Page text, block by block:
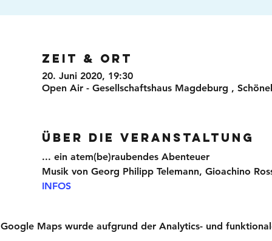
Zeit & Ort
20. Juni 2020, 19:30
Open Air - Gesellschaftshaus Magdeburg ,
Über die Veranstaltung
... ein atem(be)raubendes Abenteuer
Musik von Georg Philipp Telemann, Gioachino
INFOS
Google Maps wurde aufgrund der Analytics- und